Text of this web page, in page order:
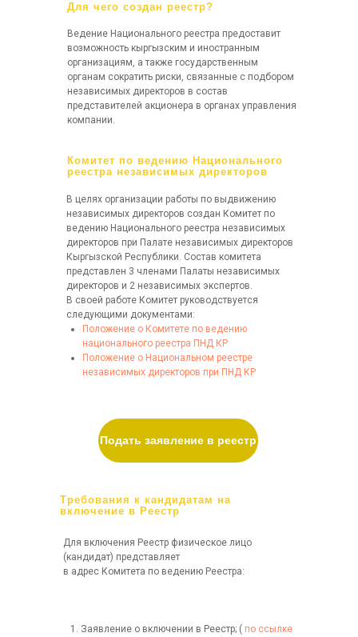
Для чего создан реестр?
Ведение Национального реестра предоставит
возможность кыргызским и иностранным
организациям, а также государственным
органам сократить риски, связанные с подбором
независимых директоров в состав
представителей акционера в органах управления
компании.
Комитет по ведению Национального
реестра независимых директоров
В целях организации работы по выдвижению
независимых директоров создан Комитет по
ведению Национального реестра независимых
директоров при Палате независимых директоров
Кыргызской Республики. Состав комитета
представлен 3 членами Палаты независимых
директоров и 2 независимых экспертов.
В своей работе Комитет руководствуется
следующими документами:
Положение о Комитете по ведению
национального реестра ПНД КР
Положение о Национальном реестре
независимых директоров при ПНД КР
Требования к кандидатам на
включение в Реестр
Для включения Реестр физическое лицо
(кандидат) представляет
в адрес Комитета по ведению Реестра:
Заявление о включении в Реестр; ( по ссылке
Подать заявление в реестр